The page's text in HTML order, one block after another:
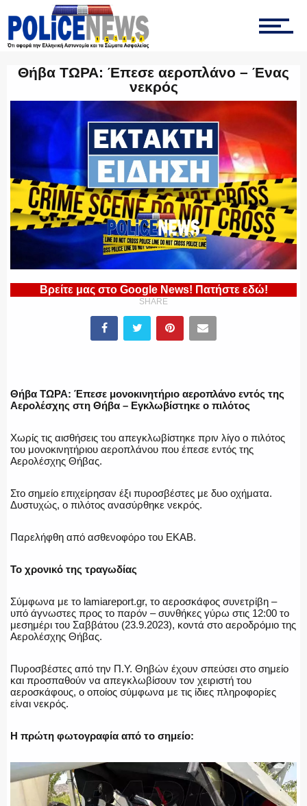
ΟΠΚΕ
ΟΜΑΔΑ “Ζ”
ΕΚΑΜ
ΥΑΤ/ΥΜΕΤ
ΕΛΛΗΝΙΚΗ ΑΣΤΥΝΟΜΙΑ
ΠΥΡΟΣΒΕΣΤΙΚΗ
ΕΝΟΠΛΕΣ ΔΥΝΑΜΕΙΣ
ΕΚΑΒ
ΑΣΤΥΝΟΜΙΚΟ ΡΕΠΟΡΤΑΖ
Θήβα ΤΩΡΑ: Έπεσε αεροπλάνο – Ένας
νεκρός
Βρείτε μας στο Google News! Πατήστε εδώ!
SHARE
Θήβα ΤΩΡΑ: Έπεσε μονοκινητήριο αεροπλάνο εντός της
Αερολέσχης στη Θήβα – Εγκλωβίστηκε ο πιλότος
Χωρίς τις αισθήσεις του απεγκλωβίστηκε πριν λίγο ο πιλότος
του μονοκινητήριου αεροπλάνου που έπεσε εντός της
Αερολέσχης Θήβας.
Στο σημείο επιχείρησαν έξι πυροσβέστες με δυο οχήματα.
Δυστυχώς, ο πιλότος ανασύρθηκε νεκρός.
Παρελήφθη από ασθενοφόρο του ΕΚΑΒ.
To χρονικό της τραγωδίας
Σύμφωνα με το lamiareport.gr, το αεροσκάφος συνετρίβη –
υπό άγνωστες προς το παρόν – συνθήκες γύρω στις 12:00 το
μεσημέρι του Σαββάτου (23.9.2023), κοντά στο αεροδρόμιο της
Αερολέσχης Θήβας.
Πυροσβέστες από την Π.Υ. Θηβών έχουν σπεύσει στο σημείο
και προσπαθούν να απεγκλωβίσουν τον χειριστή του
αεροσκάφους, ο οποίος σύμφωνα με τις ίδιες πληροφορίες
είναι νεκρός.
Η πρώτη φωτογραφία από το σημείο: